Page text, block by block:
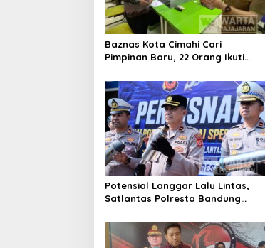
Baznas Kota Cimahi Cari
Pimpinan Baru, 22 Orang Ikuti
Potensial Langgar Lalu Lintas,
Satlantas Polresta Bandung
Brong